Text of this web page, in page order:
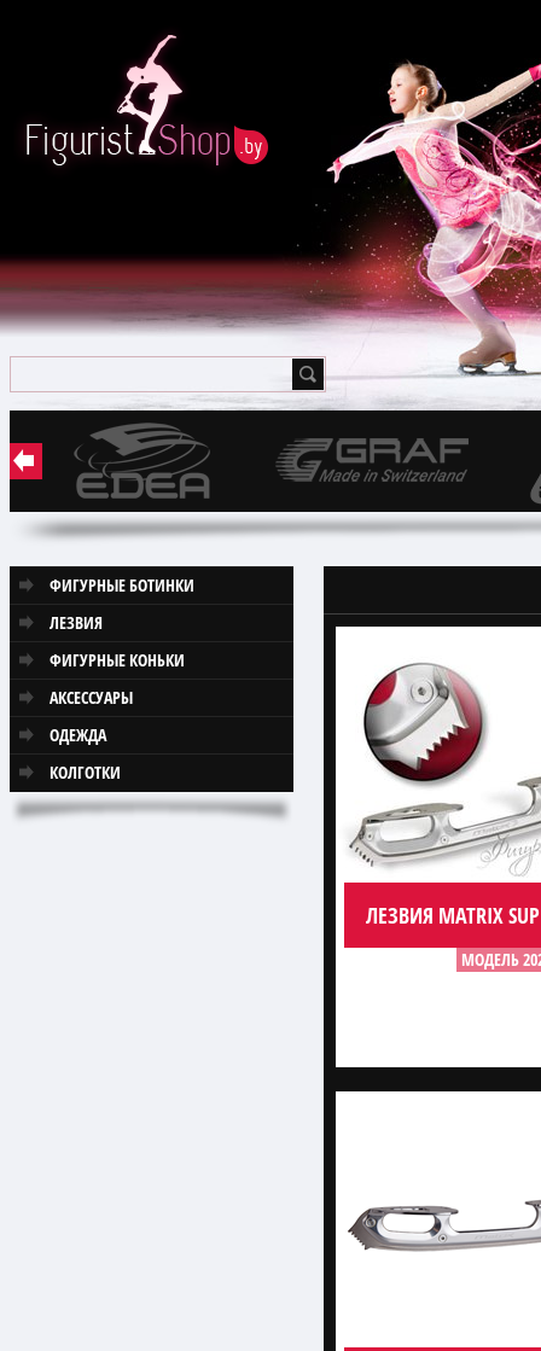
ФИГУРНЫЕ БОТИНКИ
ЛЕЗВИЯ
ФИГУРНЫЕ КОНЬКИ
АКСЕССУАРЫ
ОДЕЖДА
КОЛГОТКИ
ЛЕЗВИЯ MATRIX
МОДЕЛЬ